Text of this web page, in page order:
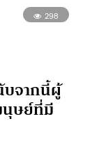
298
จากนี้ผู้
ษย์ที่มี